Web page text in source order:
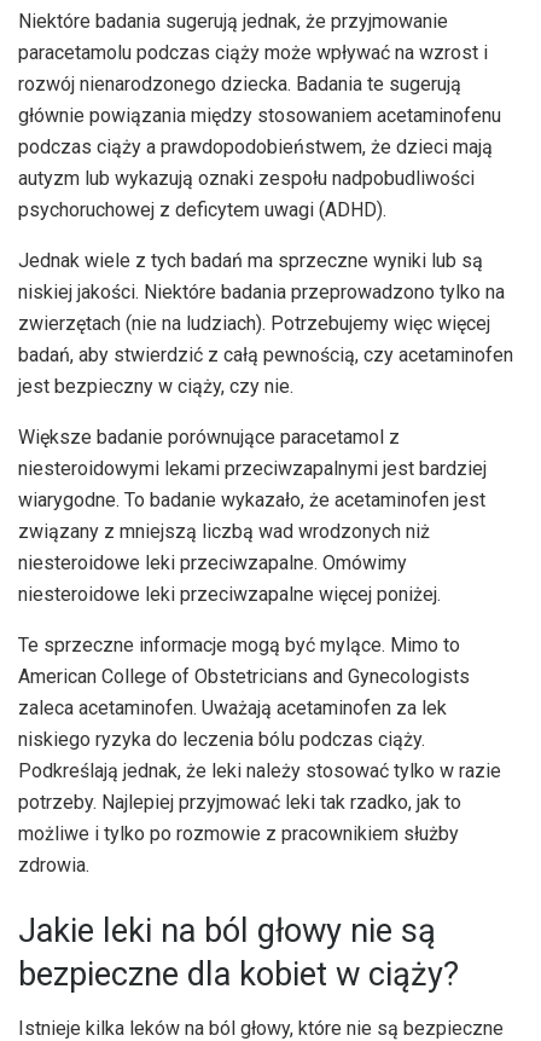
Niektóre badania sugerują jednak, że przyjmowanie
paracetamolu podczas ciąży może wpływać na wzrost i
rozwój nienarodzonego dziecka. Badania te sugerują
głównie powiązania między stosowaniem acetaminofenu
podczas ciąży a prawdopodobieństwem, że dzieci mają
autyzm lub wykazują oznaki zespołu nadpobudliwości
psychoruchowej z deficytem uwagi (ADHD).
Jednak wiele z tych badań ma sprzeczne wyniki lub są
niskiej jakości. Niektóre badania przeprowadzono tylko na
zwierzętach (nie na ludziach). Potrzebujemy więc więcej
badań, aby stwierdzić z całą pewnością, czy acetaminofen
jest bezpieczny w ciąży, czy nie.
Większe badanie porównujące paracetamol z
niesteroidowymi lekami przeciwzapalnymi jest bardziej
wiarygodne. To badanie wykazało, że acetaminofen jest
związany z mniejszą liczbą wad wrodzonych niż
niesteroidowe leki przeciwzapalne. Omówimy
niesteroidowe leki przeciwzapalne więcej poniżej.
Te sprzeczne informacje mogą być mylące. Mimo to
American College of Obstetricians and Gynecologists
zaleca acetaminofen. Uważają acetaminofen za lek
niskiego ryzyka do leczenia bólu podczas ciąży.
Podkreślają jednak, że leki należy stosować tylko w razie
potrzeby. Najlepiej przyjmować leki tak rzadko, jak to
możliwe i tylko po rozmowie z pracownikiem służby
zdrowia.
Jakie leki na ból głowy nie są
bezpieczne dla kobiet w ciąży?
Istnieje kilka leków na ból głowy, które nie są bezpieczne